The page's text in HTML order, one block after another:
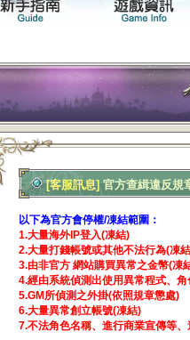
[客服訊息] 官方查緝違反規
以下為官方會停權/凍結範圍：
1.大量海外IP登入(凍結)
2.大量打錢帳號或其他不法行為(凍
3.由非官方 網站購買異常之金幣(凍
4.經由系統偵測出使用異常程式、
5.GM所偵測之外掛(依照規章懲處)
6.大量異常創立帳號(凍結)
7.不法角色名稱、進行商業宣傳等